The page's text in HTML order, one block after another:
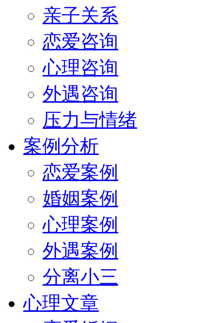
亲子关系
恋爱咨询
心理咨询
外遇咨询
压力与情绪
案例分析
恋爱案例
婚姻案例
心理案例
外遇案例
分离小三
心理文章